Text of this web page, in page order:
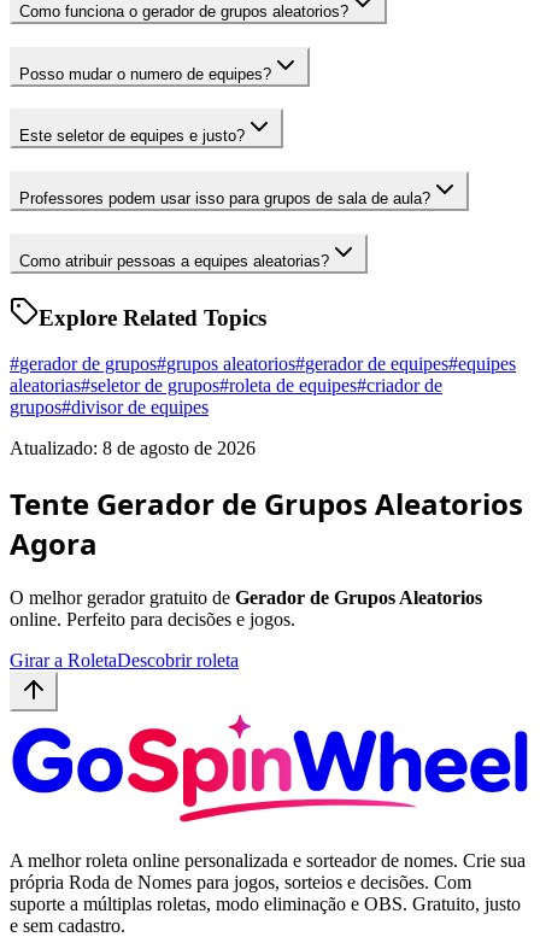
Como funciona o gerador de grupos aleatorios?
Posso mudar o numero de equipes?
Este seletor de equipes e justo?
Professores podem usar isso para grupos de sala de aula?
Como atribuir pessoas a equipes aleatorias?
Explore Related Topics
#gerador de grupos#grupos aleatorios#gerador de equipes#equipes
aleatorias#seletor de grupos#roleta de equipes#criador de
grupos#divisor de equipes
Atualizado: 8 de agosto de 2026
Tente Gerador de Grupos Aleatorios
Agora
O melhor gerador gratuito de Gerador de Grupos Aleatorios
online. Perfeito para decisões e jogos.
Girar a RoletaDescobrir roleta
A melhor roleta online personalizada e sorteador de nomes. Crie sua
própria Roda de Nomes para jogos, sorteios e decisões. Com
suporte a múltiplas roletas, modo eliminação e OBS. Gratuito, justo
e sem cadastro.